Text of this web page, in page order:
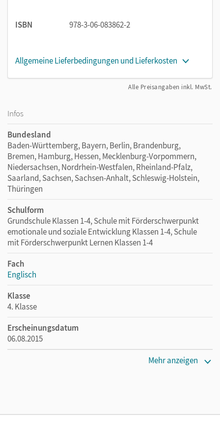
ISBN 978-3-06-083862-2
Allgemeine Lieferbedingungen und Lieferkosten
Alle Preisangaben inkl. MwSt.
Infos
Bundesland
Baden-Württemberg, Bayern, Berlin, Brandenburg,
Bremen, Hamburg, Hessen, Mecklenburg-Vorpommern,
Niedersachsen, Nordrhein-Westfalen, Rheinland-Pfalz,
Saarland, Sachsen, Sachsen-Anhalt, Schleswig-Holstein,
Thüringen
Schulform
Grundschule Klassen 1-4, Schule mit Förderschwerpunkt
emotionale und soziale Entwicklung Klassen 1-4, Schule
mit Förderschwerpunkt Lernen Klassen 1-4
Fach
Englisch
Klasse
4. Klasse
Erscheinungsdatum
06.08.2015
Mehr anzeigen